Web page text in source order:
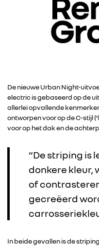
De nieuwe Urban Night-
electric is gebaseerd op de
allerlei opvallende
ontworpen voor op de C-stijl
voor op het dak en de
“De striping is leverbaar in een lichte of
donkere kleur,
of
gecreëerd
In beide gevallen is de